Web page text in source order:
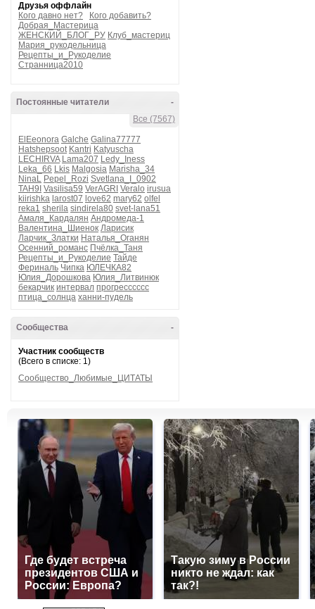
Друзья оффлайн
Кого давно нет?
Кого добавить?
Добрая_Мастерица
ЖЕНСКИЙ_БЛОГ_РУ Клуб_мастериц
Мария_рукодельница
Рецепты_и_Рукоделие
Странница2010
-
Постоянные читатели
Все (7567)
ElEeonora Galche Galina77777
Hatshepsoot Kantri Katyuscha
LECHIRVA Lama207 Ledy_Iness
Leka_66 Lkis Malgosia Marisha_34
NinaL Pepel_Rozi Svetlana_I_0902
TAH9I Vasilisa59 VerAGRI Veralo irusua
kiirishka larost07 love62 mary62 olfel
reka1 sherila sindirela80 svet-lana51
Амаля_Кардалян Андромеда-1
Валентина_Шиенок Ларисик
Ларчик_Златки Наталья_Оганян
Осенний_романс Пчёлка_Таня
Рецепты_и_Рукоделие Тайде
Фериналь Чипка ЮЛЕЧКА82
Юлия_Дорошкова Юлия_Литвинюк
бекарчик интервал прогресссссс
птица_солнца ханни-пудель
-
Сообщества
Участник сообществ
(Всего в списке: 1)
Сообщество_Любимые_ЦИТАТЫ
Где будет встреча
президентов США и
России: Европа?
Такую зиму в России
никто не ждал: как
так?!